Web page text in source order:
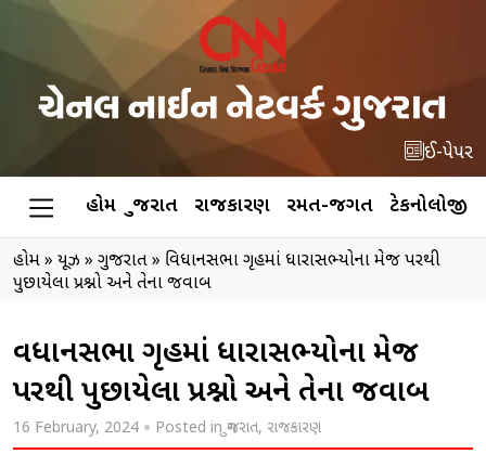
ઈ-પેપર
હોમ ગુજરાત રાજકારણ રમત-જગત ટેકનોલોજી
હોમ» ન્યૂઝ » ગુજરાત» વિધાનસભા ગૃહમાં ધારાસભ્યોના મેજ પરથી
પુછાયેલા પ્રશ્નો અને તેના જવાબ
વિધાનસભા ગૃહમાં ધારાસભ્યોના મેજ
પરથી પુછાયેલા પ્રશ્નો અને તેના જવાબ
16 February, 2024 Posted inગુજરાત, રાજકારણ